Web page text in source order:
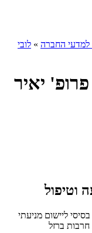
למדעי החברה » לובי
יאיר
וטיפול
ליישום מניעתי
ברזל